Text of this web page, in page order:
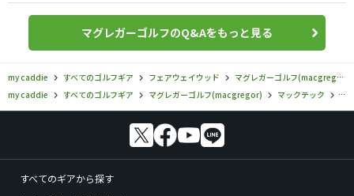
マグレガーゴルフのQ&Aをもっと見る
my caddie すべてのゴルフギア フェアウェイウッド
マグレガーゴルフ(macgregor)
my caddie
すべてのゴルフギア マグレガーゴルフ(macgregor) マックテック マ
すべてのギアから探す